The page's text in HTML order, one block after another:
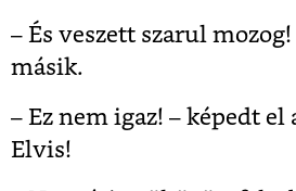
– És veszett szarul
másik.
– Ez nem igaz! – képedt el
Elvis!